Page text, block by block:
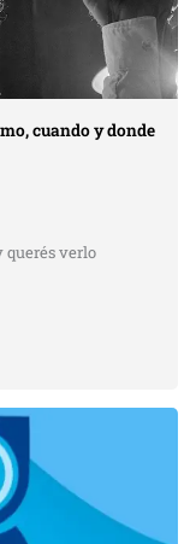
cuando y donde
querés verlo